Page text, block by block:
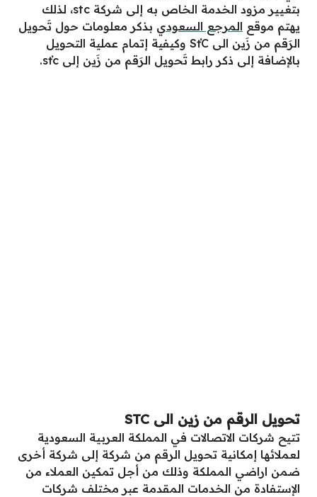
بتغيير مزود الخدمة الخاص به إلى شركة stc، لذلك
يهتم موقع المرجع السعودي بذكر معلومات حول تَحويل
الرَقم من زَين الى SťC وكيفية إتمام عملية التحويل
بالإضافة إلى ذكر رابط تَحويل الرَقم من زَين إلى sťc.
تحويل الرقم من زين الى STC
تتيح شركات الاتصالات في المملكة العربية السعودية
لعملائها إمكانية تحويل الرقم من شركة إلى شركة أخرى
ضمن اراضي المملكة وذلك من أجل تمكين العملاء من
الإستفادة من الخدمات المقدمة عبر مختلف شركات